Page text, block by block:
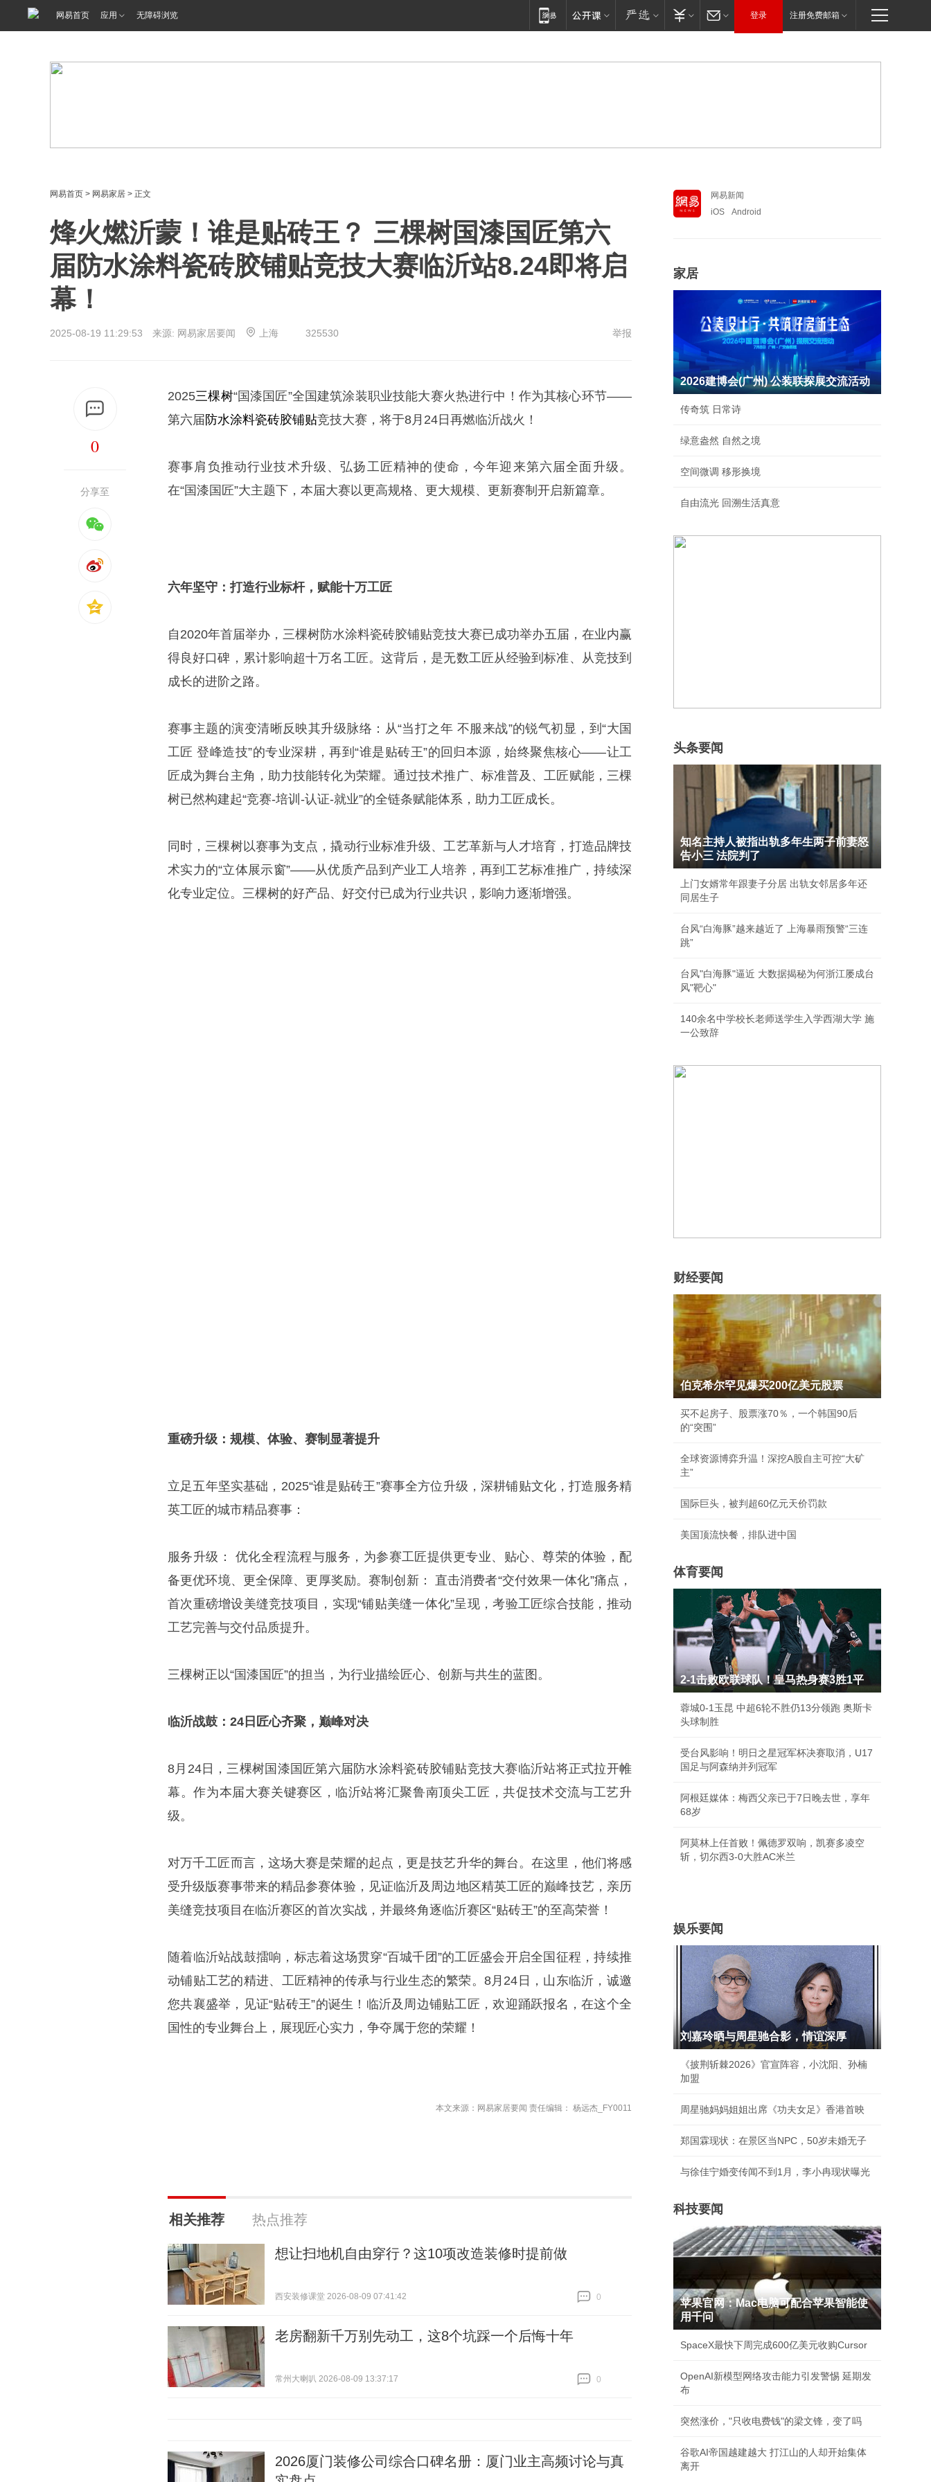
网易首页 应用 无障碍浏览 登录 注册免费邮箱
网易首页 > 网易家居 > 正文
烽火燃沂蒙！谁是贴砖王？ 三棵树国漆国匠第六
届防水涂料瓷砖胶铺贴竞技大赛临沂站8.24即将启
幕！
2025-08-19 11:29:53 来源: 网易家居要闻 上海 325530 举报
0
分享至
2025三棵树“国漆国匠”全国建筑涂装职业技能大赛火热进行中！作为其核心环节——
第六届 防水涂料瓷砖胶铺贴竞技大赛，将于8月24日再燃临沂战火！
赛事肩负推动行业技术升级、弘扬工匠精神的使命，今年迎来第六届全面升级。
在“国漆国匠”大主题下，本届大赛以更高规格、更大规模、更新赛制开启新篇章。
六年坚守：打造行业标杆，赋能十万工匠
自2020年首届举办，三棵树防水涂料瓷砖胶铺贴竞技大赛已成功举办五届，在业内赢
得良好口碑，累计影响超十万名工匠。这背后，是无数工匠从经验到标准、从竞技到
成长的进阶之路。
赛事主题的演变清晰反映其升级脉络：从“当打之年 不服来战”的锐气初显，到“大国
工匠 登峰造技”的专业深耕，再到“谁是贴砖王”的回归本源，始终聚焦核心——让工
匠成为舞台主角，助力技能转化为荣耀。通过技术推广、标准普及、工匠赋能，三棵
树已然构建起“竞赛-培训-认证-就业”的全链条赋能体系，助力工匠成长。
同时，三棵树以赛事为支点，撬动行业标准升级、工艺革新与人才培育，打造品牌技
术实力的“立体展示窗”——从优质产品到产业工人培养，再到工艺标准推广，持续深
化专业定位。三棵树的好产品、好交付已成为行业共识，影响力逐渐增强。
重磅升级：规模、体验、赛制显著提升
立足五年坚实基础，2025“谁是贴砖王”赛事全方位升级，深耕铺贴文化，打造服务精
英工匠的城市精品赛事：
服务升级： 优化全程流程与服务，为参赛工匠提供更专业、贴心、尊荣的体验，配
备更优环境、更全保障、更厚奖励。赛制创新： 直击消费者“交付效果一体化”痛点，
首次重磅增设美缝竞技项目，实现“铺贴美缝一体化”呈现，考验工匠综合技能，推动
工艺完善与交付品质提升。
三棵树正以“国漆国匠”的担当，为行业描绘匠心、创新与共生的蓝图。
临沂战鼓：24日匠心齐聚，巅峰对决
8月24日，三棵树国漆国匠第六届防水涂料瓷砖胶铺贴竞技大赛临沂站将正式拉开帷
幕。作为本届大赛关键赛区，临沂站将汇聚鲁南顶尖工匠，共促技术交流与工艺升
级。
对万千工匠而言，这场大赛是荣耀的起点，更是技艺升华的舞台。在这里，他们将感
受升级版赛事带来的精品参赛体验，见证临沂及周边地区精英工匠的巅峰技艺，亲历
美缝竞技项目在临沂赛区的首次实战，并最终角逐临沂赛区“贴砖王”的至高荣誉！
随着临沂站战鼓擂响，标志着这场贯穿“百城千团”的工匠盛会开启全国征程，持续推
动铺贴工艺的精进、工匠精神的传承与行业生态的繁荣。8月24日，山东临沂，诚邀
您共襄盛举，见证“贴砖王”的诞生！临沂及周边铺贴工匠，欢迎踊跃报名，在这个全
国性的专业舞台上，展现匠心实力，争夺属于您的荣耀！
本文来源：网易家居要闻 责任编辑： 杨远杰_FY0011
相关推荐 热点推荐
想让扫地机自由穿行？这10项改造装修时提前做
西安装修课堂 2026-08-09 07:41:42
0
老房翻新千万别先动工，这8个坑踩一个后悔十年
常州大喇叭 2026-08-09 13:37:17
0
2026厦门装修公司综合口碑名册：厦门业主高频讨论与真
网易新闻
iOS
Android
家居
2026建博会(广州) 公装联探展交流活动
传奇筑 日常诗
绿意盎然 自然之境
空间微调 移形换境
自由流光 回溯生活真意
头条要闻
知名主持人被指出轨多年生两子前妻怒
告小三 法院判了
上门女婿常年跟妻子分居 出轨女邻居多年还
同居生子
台风“白海豚”越来越近了 上海暴雨预警“三连
跳”
台风"白海豚"逼近 大数据揭秘为何浙江屡成台
风"靶心"
140余名中学校长老师送学生入学西湖大学 施
一公致辞
财经要闻
伯克希尔罕见爆买200亿美元股票
买不起房子、股票涨70％，一个韩国90后
的“突围”
全球资源博弈升温！深挖A股自主可控“大矿
主”
国际巨头，被判超60亿元天价罚款
美国顶流快餐，排队进中国
体育要闻
2-1击败欧联球队！皇马热身赛3胜1平
蓉城0-1玉昆 中超6轮不胜仍13分领跑 奥斯卡
头球制胜
受台风影响！明日之星冠军杯决赛取消，U17
国足与阿森纳并列冠军
阿根廷媒体：梅西父亲已于7日晚去世，享年
68岁
阿莫林上任首败！佩德罗双响，凯赛多凌空
斩，切尔西3-0大胜AC米兰
娱乐要闻
刘嘉玲晒与周星驰合影，情谊深厚
《披荆斩棘2026》官宣阵容，小沈阳、孙楠
加盟
周星驰妈妈姐姐出席《功夫女足》香港首映
郑国霖现状：在景区当NPC，50岁未婚无子
与徐佳宁婚变传闻不到1月，李小冉现状曝光
科技要闻
苹果官网：Mac电脑可配合苹果智能使
用千问
SpaceX最快下周完成600亿美元收购Cursor
OpenAI新模型网络攻击能力引发警惕 延期发
布
突然涨价，"只收电费钱"的梁文锋，变了吗
谷歌AI帝国越建越大 打江山的人却开始集体
离开